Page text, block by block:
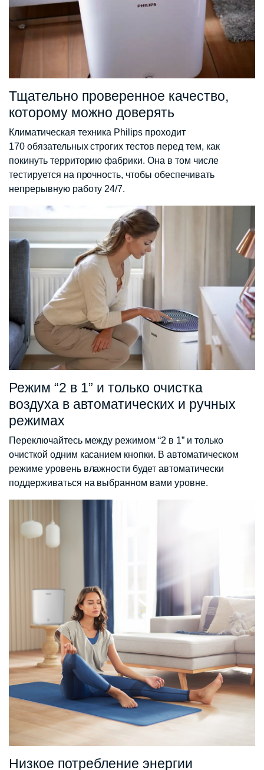
Тщательно проверенное качество,
которому можно доверять
Климатическая техника Philips проходит
170 обязательных строгих тестов перед тем, как
покинуть территорию фабрики. Она в том числе
тестируется на прочность, чтобы обеспечивать
непрерывную работу 24/7.
Режим “2 в 1” и только очистка
воздуха в автоматических и ручных
режимах
Переключайтесь между режимом “2 в 1” и только
очисткой одним касанием кнопки. В автоматическом
режиме уровень влажности будет автоматически
поддерживаться на выбранном вами уровне.
Низкое потребление энергии